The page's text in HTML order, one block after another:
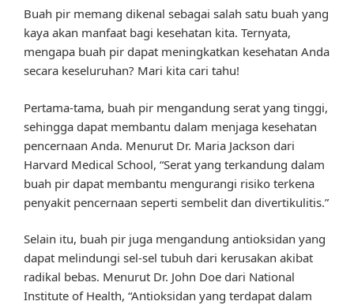
Buah pir memang dikenal sebagai salah satu buah yang
kaya akan manfaat bagi kesehatan kita. Ternyata,
mengapa buah pir dapat meningkatkan kesehatan Anda
secara keseluruhan? Mari kita cari tahu!
Pertama-tama, buah pir mengandung serat yang tinggi,
sehingga dapat membantu dalam menjaga kesehatan
pencernaan Anda. Menurut Dr. Maria Jackson dari
Harvard Medical School, “Serat yang terkandung dalam
buah pir dapat membantu mengurangi risiko terkena
penyakit pencernaan seperti sembelit dan divertikulitis.”
Selain itu, buah pir juga mengandung antioksidan yang
dapat melindungi sel-sel tubuh dari kerusakan akibat
radikal bebas. Menurut Dr. John Doe dari National
Institute of Health, “Antioksidan yang terdapat dalam